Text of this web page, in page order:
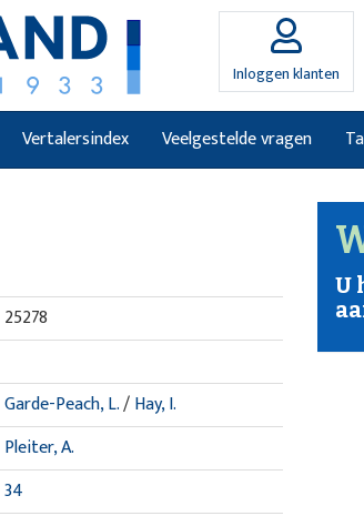
Inloggen klanten
Vertalersindex Veelgestelde vragen
25278
Garde-Peach, L./Hay, I.
Pleiter, A.
34
U